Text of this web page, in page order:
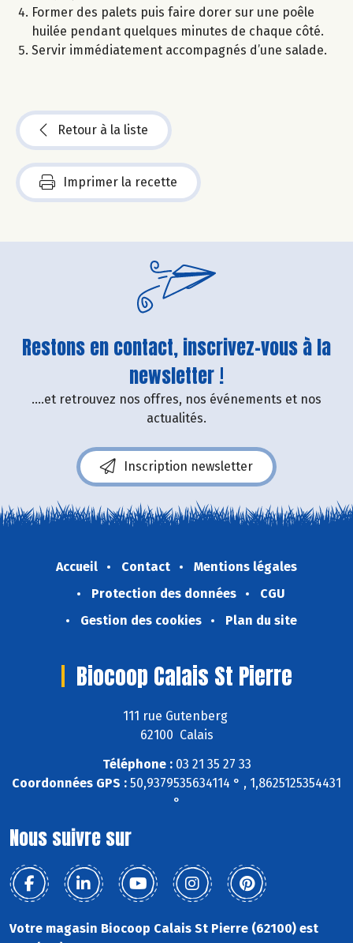
Former des palets puis faire dorer sur une poêle
huilée pendant quelques minutes de chaque côté.
Servir immédiatement accompagnés d’une salade.
Retour à la liste
Imprimer la recette
Restons en contact, inscrivez-vous à la
newsletter !
....et retrouvez nos offres, nos événements et nos
actualités.
Inscription newsletter
Accueil Contact
Mentions légales
Protection des données
CGU
Gestion des cookies
Plan du site
Biocoop Calais St Pierre
111 rue Gutenberg
62100 Calais
Téléphone :03 21 35 27 33
Coordonnées GPS : 50,9379535634114 ° , 1,8625125354431
°
Nous suivre sur
Votre magasin Biocoop Calais St Pierre (62100) est